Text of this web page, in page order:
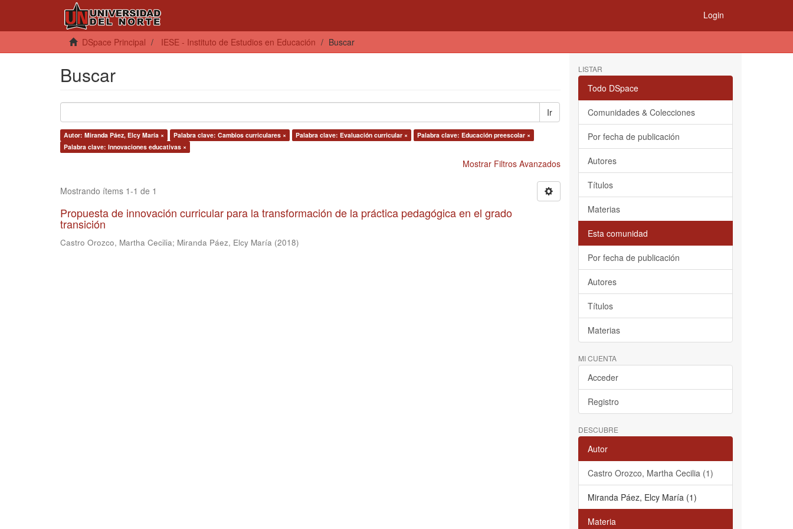
Login
DSpace Principal IESE - Instituto de Estudios en Educación Buscar
Buscar
Ir
Autor: Miranda Páez, Elcy María × Palabra clave: Cambios curriculares × Palabra clave: Evaluación curricular ×
Palabra clave: Educación preescolar ×
Palabra clave: Innovaciones educativas ×
Mostrar Filtros Avanzados
Mostrando ítems 1-1 de 1
Propuesta de innovación curricular para la transformación de la práctica pedagógica en el grado
transición
Castro Orozco, Martha Cecilia; Miranda Páez, Elcy María (2018)
LISTAR
Todo DSpace
Comunidades & Colecciones
Por fecha de publicación
Autores
Títulos
Materias
Esta comunidad
Por fecha de publicación
Autores
Títulos
Materias
MI CUENTA
Acceder
Registro
DESCUBRE
Autor
Castro Orozco, Martha Cecilia (1)
Miranda Páez, Elcy María (1)
Materia